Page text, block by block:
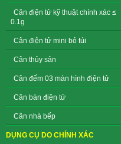
Cân điện tử kỹ thuật chính xác ≤
0.1g
Cân điện tử mini bỏ túi
Cân thủy sản
Cân đếm 03 màn hình điện tử
Cân bàn điện tử
Cân nhà bếp
DỤNG CỤ DO CHÍNH XÁC